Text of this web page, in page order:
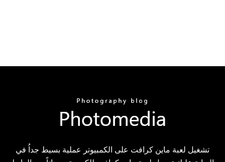
تشغيل لعبة ماين كرافت على الكمبيوتر عملية بسيط جداُ في